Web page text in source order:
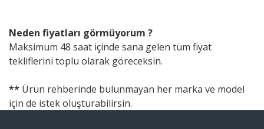
Neden fiyatları görmüyorum ?
Maksimum 48 saat içinde sana gelen tüm fiyat
tekliflerini toplu olarak göreceksin.
** Ürün rehberinde bulunmayan her marka ve model
için de istek oluşturabilirsin.